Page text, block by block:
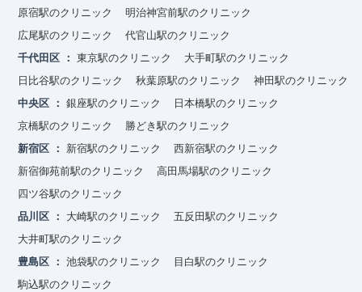
原宿駅のクリニック
明治神宮前駅のクリニック
広尾駅のクリニック
代官山駅のクリニック
千代田区
東京駅のクリニック
大手町駅のクリニック
日比谷駅のクリニック
秋葉原駅のクリニック
神田駅のクリニック
中央区
銀座駅のクリニック
日本橋駅のクリニック
京橋駅のクリニック
勝どき駅のクリニック
新宿区
新宿駅のクリニック
西新宿駅のクリニック
新宿御苑前駅のクリニック
高田馬場駅のクリニック
四ツ谷駅のクリニック
品川区
大崎駅のクリニック
五反田駅のクリニック
大井町駅のクリニック
豊島区
池袋駅のクリニック
目白駅のクリニック
駒込駅のクリニック